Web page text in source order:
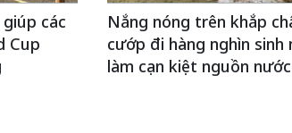
các
Cup
Nắng nóng trên khắp
cướp đi hàng nghìn sinh
làm cạn kiệt nguồn nước